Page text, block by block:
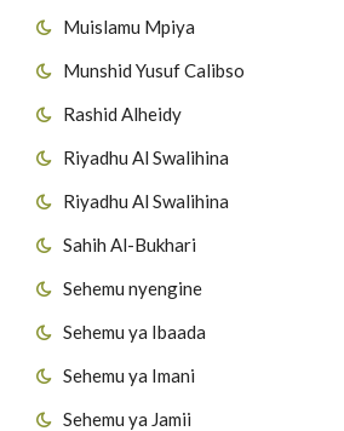
Muislamu Mpiya
Munshid Yusuf Calibso
Rashid Alheidy
Riyadhu Al Swalihina
Riyadhu Al Swalihina
Sahih Al-Bukhari
Sehemu nyengine
Sehemu ya Ibaada
Sehemu ya Imani
Sehemu ya Jamii